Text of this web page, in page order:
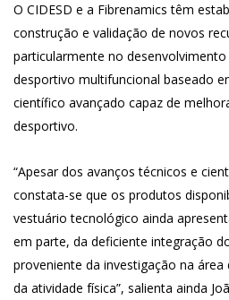
O CIDESD e a Fibrenamics têm
construção e validação de novos
particularmente no
desportivo multifuncional baseado
científico avançado capaz de
desportivo.
“Apesar dos avanços técnicos e
constata-se que os produtos
vestuário tecnológico ainda
em parte, da deficiente integração
proveniente da investigação na
da atividade física”, salienta ainda